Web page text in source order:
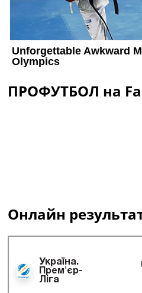
ПРОФУТБОЛ на
Онлайн